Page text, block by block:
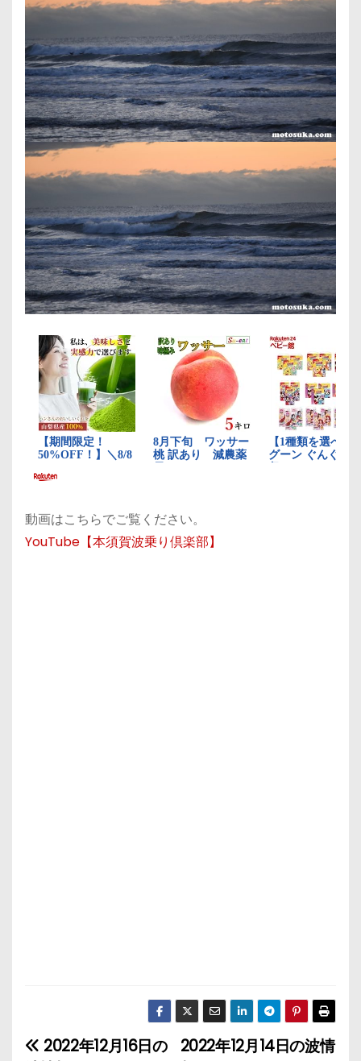
動画はこちらでご覧ください。
YouTube【本須賀波乗り倶楽部】
投
2022年12月14日の波情
2022年12月16日の